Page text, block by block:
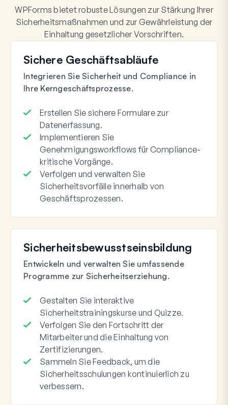
WPForms bietet robuste Lösungen zur Stärkung Ihrer
Sicherheitsmaßnahmen und zur Gewährleistung der
Einhaltung gesetzlicher Vorschriften.
Sichere Geschäftsabläufe
Integrieren Sie Sicherheit und Compliance in
Ihre Kerngeschäftsprozesse.
Erstellen Sie sichere Formulare zur
Datenerfassung.
Implementieren Sie
Genehmigungsworkflows für Compliance-
kritische Vorgänge.
Verfolgen und verwalten Sie
Sicherheitsvorfälle innerhalb von
Geschäftsprozessen.
Sicherheitsbewusstseinsbildung
Entwickeln und verwalten Sie umfassende
Programme zur Sicherheitserziehung.
Gestalten Sie interaktive
Sicherheitstrainingskurse und Quizze.
Verfolgen Sie den Fortschritt der
Mitarbeiter und die Einhaltung von
Zertifizierungen.
Sammeln Sie Feedback, um die
Sicherheitsschulungen kontinuierlich zu
verbessern.